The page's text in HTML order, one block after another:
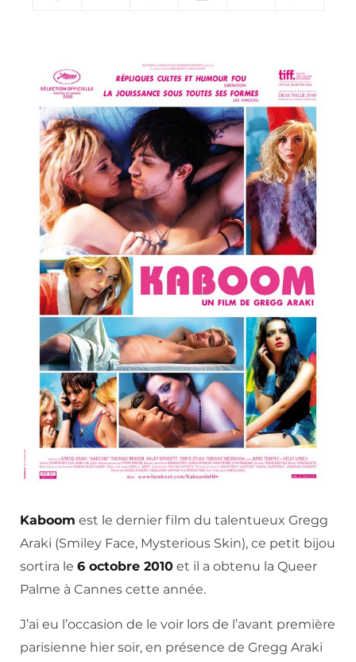
Kaboom est le dernier film du talentueux Gregg
Araki (Smiley Face, Mysterious Skin), ce petit bijou
sortira le 6 octobre 2010 et il a obtenu la Queer
Palme à Cannes cette année.
J’ai eu l’occasion de le voir lors de l’avant première
parisienne hier soir, en présence de Gregg Araki